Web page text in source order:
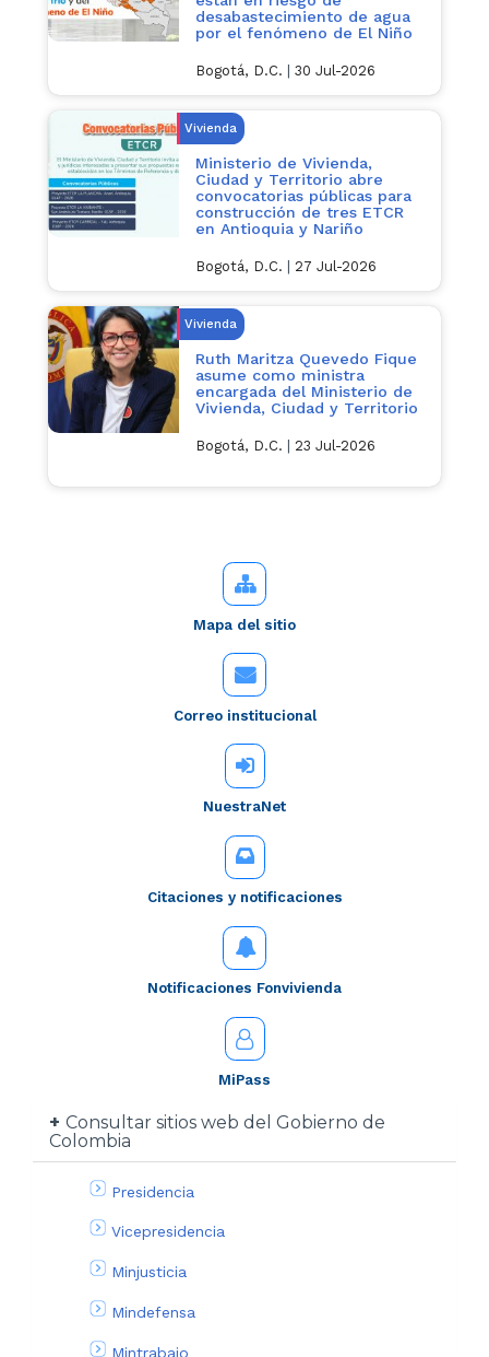
desabastecimiento de agua
por el fenómeno de El Niño
Bogotá, D.C. 30 Jul-2026
Vivienda
Ministerio de Vivienda,
Ciudad y Territorio abre
convocatorias públicas para
construcción de tres ETCR
en Antioquia y Nariño
Bogotá, D.C. 27 Jul-2026
Vivienda
Ruth Maritza Quevedo Fique
asume como ministra
encargada del Ministerio de
Vivienda, Ciudad y Territorio
Bogotá, D.C. 23 Jul-2026
Mapa del sitio
Correo institucional
NuestraNet
Citaciones y notificaciones
Notificaciones Fonvivienda
MiPass
Consultar sitios web del Gobierno de
Colombia
Presidencia
Vicepresidencia
Minjusticia
Mindefensa
Mintrabajo